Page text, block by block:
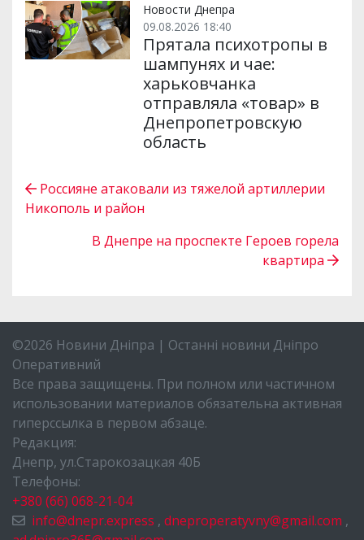
Новости Днепра
09.08.2026 18:40
Прятала психотропы в
шампунях и чае:
харьковчанка
отправляла «товар» в
Днепропетровскую
область
Россияне атаковали из тяжелой артиллерии
Никополь и район
В Днепре на проспекте Героев горела
квартира
©2026 Новини Дніпра | Останні новини Дніпро
Оперативний
Все права защищены. При полном или частичном
использовании материалов обязательна активная
гиперссылка в первом абзаце.
Редакция:
Днепр, ул.Старокозацкая 40Б
Телефоны:
+380 (66) 068-21-04
info@dnepr.express , dneproperatyvny@gmail.com ,